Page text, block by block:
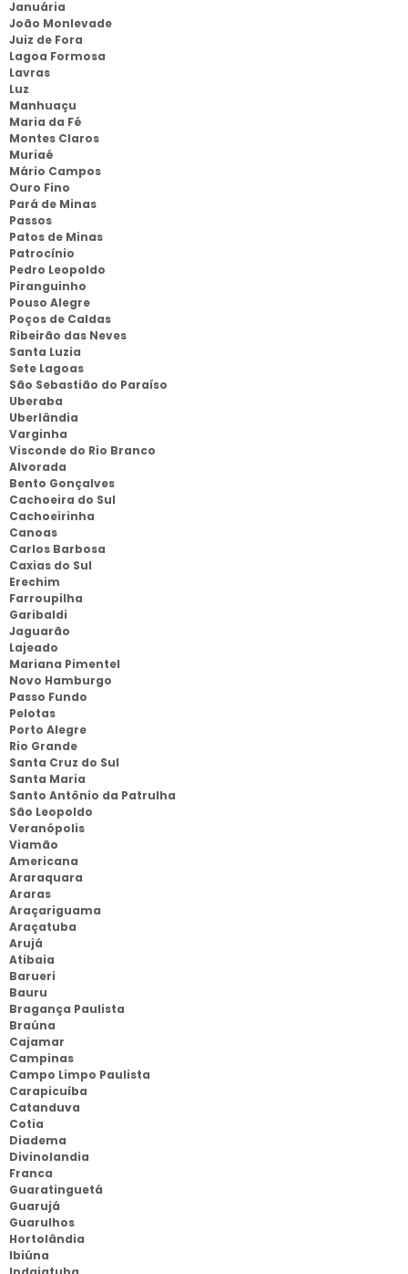
Januária
João Monlevade
Juiz de Fora
Lagoa Formosa
Lavras
Luz
Manhuaçu
Maria da Fé
Montes Claros
Muriaé
Mário Campos
Ouro Fino
Pará de Minas
Passos
Patos de Minas
Patrocínio
Pedro Leopoldo
Piranguinho
Pouso Alegre
Poços de Caldas
Ribeirão das Neves
Santa Luzia
Sete Lagoas
São Sebastião do Paraíso
Uberaba
Uberlândia
Varginha
Visconde do Rio Branco
Alvorada
Bento Gonçalves
Cachoeira do Sul
Cachoeirinha
Canoas
Carlos Barbosa
Caxias do Sul
Erechim
Farroupilha
Garibaldi
Jaguarão
Lajeado
Mariana Pimentel
Novo Hamburgo
Passo Fundo
Pelotas
Porto Alegre
Rio Grande
Santa Cruz do Sul
Santa Maria
Santo Antônio da Patrulha
São Leopoldo
Veranópolis
Viamão
Americana
Araraquara
Araras
Araçariguama
Araçatuba
Arujá
Atibaia
Barueri
Bauru
Bragança Paulista
Braúna
Cajamar
Campinas
Campo Limpo Paulista
Carapicuíba
Catanduva
Cotia
Diadema
Divinolandia
Franca
Guaratinguetá
Guarujá
Guarulhos
Hortolândia
Ibiúna